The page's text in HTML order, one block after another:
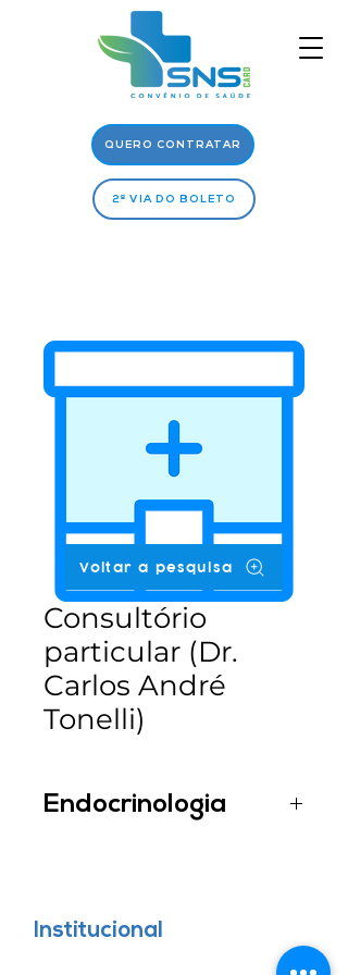
QUERO CONTRATAR
2ª VIA DO BOLETO
Consultório
particular (Dr.
Carlos André
Tonelli)
Endocrinologia
Voltar a pesquisa
Institucional